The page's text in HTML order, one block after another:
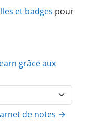
et badges pour
grâce aux
de notes →